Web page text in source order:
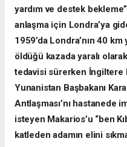
yardım ve destek
anlaşma için Londra’ya
1959’da Londra’nın 40
öldüğü kazada yaralı
tedavisi sürerken İngiltere
Yunanistan Başbakanı
Antlaşması’nı hastanede
isteyen Makarios’u “ben
katleden adamın elini